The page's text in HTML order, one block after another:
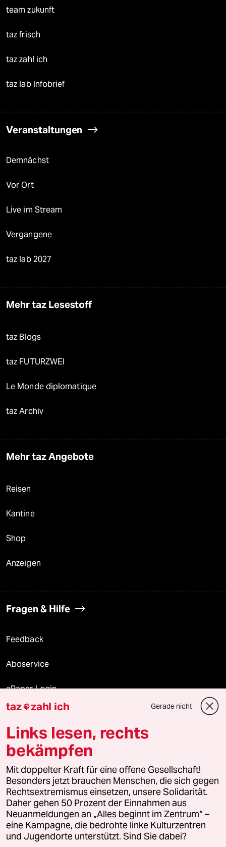
team zukunft
taz frisch
taz zahl ich
taz lab Infobrief
Veranstaltungen
Demnächst
Vor Ort
Live im Stream
Vergangene
taz lab 2027
Mehr taz Lesestoff
taz Blogs
taz FUTURZWEI
Le Monde diplomatique
taz Archiv
Mehr taz Angebote
Reisen
Kantine
Shop
Anzeigen
Fragen & Hilfe
Feedback
Aboservice
ePaper Login
Downloads für Abonnierende
© 2026 taz Verlags und Vertriebs GmbH
Alle Rechte vorbehalten. Bei rechtlichen Fragen oder für Genehmigungen
wenden Sie sich bitte an
lizenzen@taz.de
Feedback Redaktionsstatut Kommune-Richtlinien
Leitlinie Informant Datenschutz Impressum AGB
taz zahl ich Gerade nicht
Links lesen, rechts
bekämpfen
Mit doppelter Kraft für eine offene Gesellschaft!
Besonders jetzt brauchen Menschen, die sich gegen
Rechtsextremismus einsetzen, unsere Solidarität.
Daher gehen 50 Prozent der Einnahmen aus
Neuanmeldungen an „Alles beginnt im Zentrum“ –
eine Kampagne, die bedrohte linke Kulturzentren
und Jugendorte unterstützt. Sind Sie dabei?